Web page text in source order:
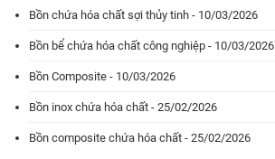
Bồn chứa hóa chất sợi thủy tinh - 10/03/2026
Bồn bể chứa hóa chất công nghiệp - 10/03/2026
Bồn Composite - 10/03/2026
Bồn inox chứa hóa chất - 25/02/2026
Bồn composite chứa hóa chất - 25/02/2026